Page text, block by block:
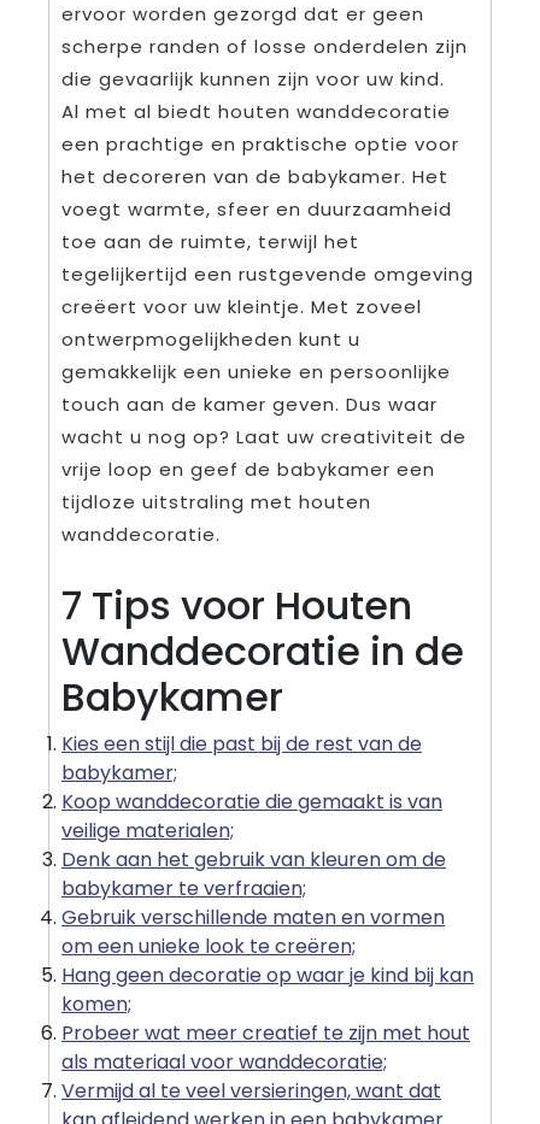
ervoor worden gezorgd dat er geen
scherpe randen of losse onderdelen zijn
die gevaarlijk kunnen zijn voor uw kind.
Al met al biedt houten wanddecoratie
een prachtige en praktische optie voor
het decoreren van de babykamer. Het
voegt warmte, sfeer en duurzaamheid
toe aan de ruimte, terwijl het
tegelijkertijd een rustgevende omgeving
creëert voor uw kleintje. Met zoveel
ontwerpmogelijkheden kunt u
gemakkelijk een unieke en persoonlijke
touch aan de kamer geven. Dus waar
wacht u nog op? Laat uw creativiteit de
vrije loop en geef de babykamer een
tijdloze uitstraling met houten
wanddecoratie.
7 Tips voor Houten
Wanddecoratie in de
Babykamer
Kies een stijl die past bij de rest van de
babykamer;
Koop wanddecoratie die gemaakt is van
veilige materialen;
Denk aan het gebruik van kleuren om de
babykamer te verfraaien;
Gebruik verschillende maten en vormen
om een unieke look te creëren;
Hang geen decoratie op waar je kind bij kan
komen;
Probeer wat meer creatief te zijn met hout
als materiaal voor wanddecoratie;
Vermijd al te veel versieringen, want dat